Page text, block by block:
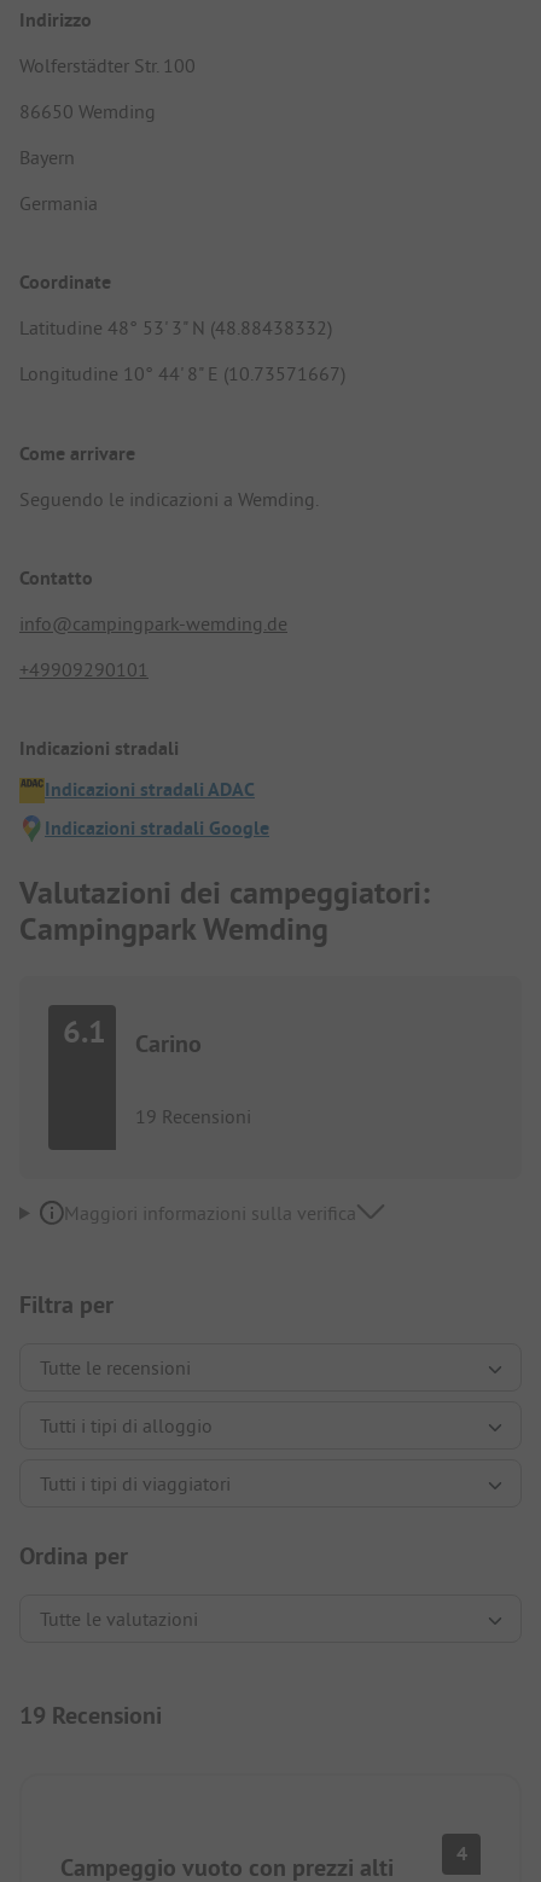
Indirizzo
Wolferstädter Str. 100
86650 Wemding
Bayern
Germania
Coordinate
Latitudine 48° 53' 3" N (48.88438332)
Longitudine 10° 44' 8" E (10.73571667)
Come arrivare
Seguendo le indicazioni a Wemding.
Contatto
info@campingpark-wemding.de
+49909290101
Indicazioni stradali
Indicazioni stradali ADAC
Indicazioni stradali Google
Valutazioni dei campeggiatori:
Campingpark Wemding
6.1 Carino
19 Recensioni
Maggiori informazioni sulla verifica
Filtra per
Ordina per
19 Recensioni
Campeggio vuoto con prezzi alti 4